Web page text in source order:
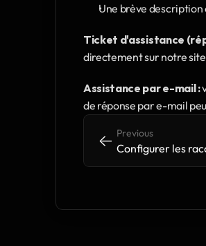
Une brève
Ticket d'assistance
directement sur notre
Assistance par e-mail :
de réponse par e-mail
<- <-
Previous
Configurer les